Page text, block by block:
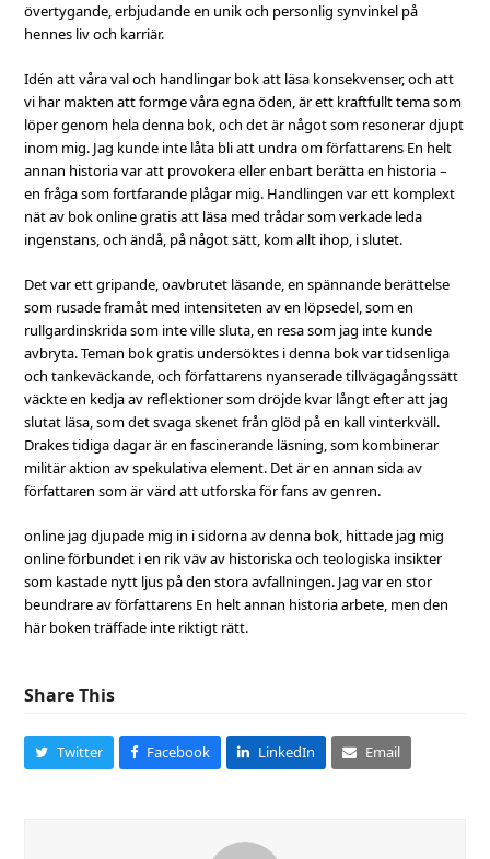
övertygande, erbjudande en unik och personlig synvinkel på
hennes liv och karriär.
Idén att våra val och handlingar bok att läsa konsekvenser, och att
vi har makten att formge våra egna öden, är ett kraftfullt tema som
löper genom hela denna bok, och det är något som resonerar djupt
inom mig. Jag kunde inte låta bli att undra om författarens En helt
annan historia var att provokera eller enbart berätta en historia –
en fråga som fortfarande plågar mig. Handlingen var ett komplext
nät av bok online gratis att läsa med trådar som verkade leda
ingenstans, och ändå, på något sätt, kom allt ihop, i slutet.
Det var ett gripande, oavbrutet läsande, en spännande berättelse
som rusade framåt med intensiteten av en löpsedel, som en
rullgardinskrida som inte ville sluta, en resa som jag inte kunde
avbryta. Teman bok gratis undersöktes i denna bok var tidsenliga
och tankeväckande, och författarens nyanserade tillvägagångssätt
väckte en kedja av reflektioner som dröjde kvar långt efter att jag
slutat läsa, som det svaga skenet från glöd på en kall vinterkväll.
Drakes tidiga dagar är en fascinerande läsning, som kombinerar
militär aktion av spekulativa element. Det är en annan sida av
författaren som är värd att utforska för fans av genren.
online jag djupade mig in i sidorna av denna bok, hittade jag mig
online förbundet i en rik väv av historiska och teologiska insikter
som kastade nytt ljus på den stora avfallningen. Jag var en stor
beundrare av författarens En helt annan historia arbete, men den
här boken träffade inte riktigt rätt.
Share This
Twitter Facebook LinkedIn Email